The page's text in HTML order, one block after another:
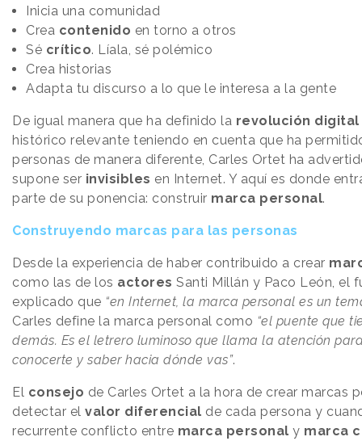
Inicia una comunidad
Crea contenido en torno a otros
Sé crítico. Líala, sé polémico
Crea historias
Adapta tu discurso a lo que le interesa a la gente
De igual manera que ha definido la revolución digital
histórico relevante teniendo en cuenta que ha
personas de manera diferente, Carles Ortet ha
supone ser invisibles en Internet. Y aquí es donde
parte de su ponencia: construir marca personal.
Construyendo marcas para las personas
Desde la experiencia de haber contribuido a crear
como las de los actores Santi Millán y Paco León, el
explicado que “en Internet, la marca personal es un
Carles define la marca personal como “el puente que
demás. Es el letrero luminoso que llama la atención
conocerte y saber hacia dónde vas”.
El consejo de Carles Ortet a la hora de crear marcas
detectar el valor diferencial de cada persona y
recurrente conflicto entre marca personal y marca